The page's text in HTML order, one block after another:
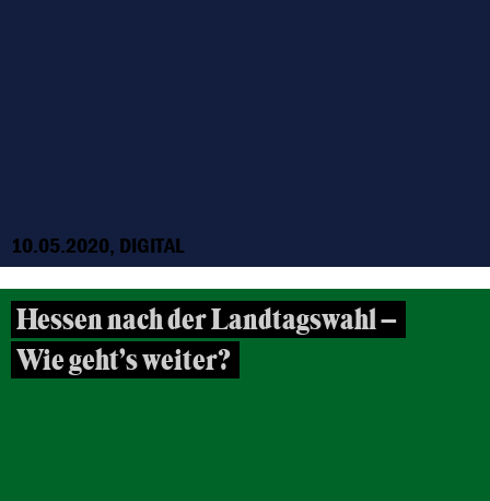
10.05.2020, DIGITAL
Hessen nach der Landtagswahl –
Wie geht’s weiter?